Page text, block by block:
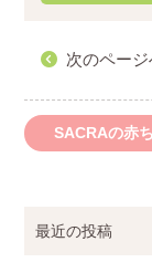
次のページ
SACRAの赤
最近の投稿